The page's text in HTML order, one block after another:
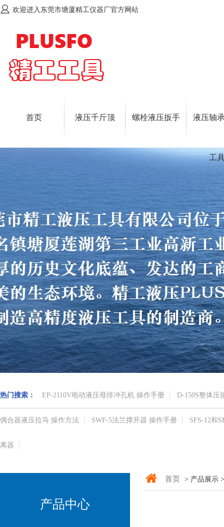
欢迎进入东莞市塘厦精工仪器厂官方网站
首页 液压千斤顶 螺栓液压扳手 液压轴
工
热门搜索： EP-2110V电动液压母排冲孔机 操作手册 D-150S整体压
偶合器液压拉马 操作方法 SWF-5法兰撑开器 操作手册 SFS-12和
离器
产品中心
首页 > 产品展示